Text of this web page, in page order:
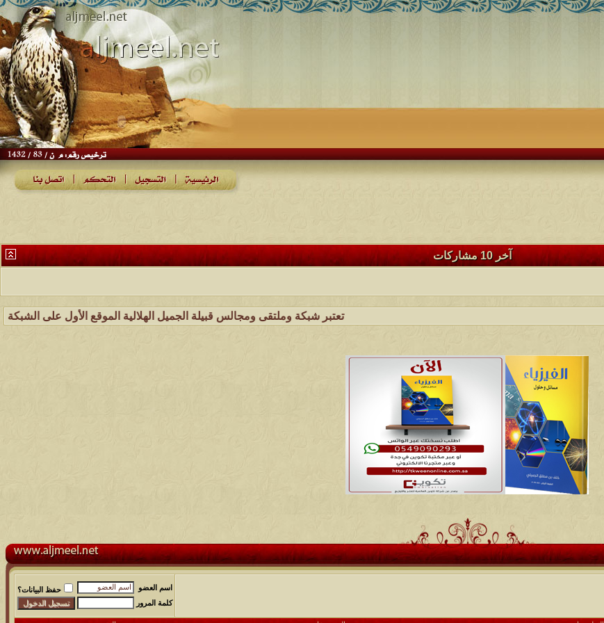
آخر 10 مشاركات
تعتبر شبكة وملتقى ومجالس قبيلة الجميل الهلالية الموقع الأول على الشبكة العنكبوتية
اسم العضو
حفظ البيانات؟
كلمة المرور